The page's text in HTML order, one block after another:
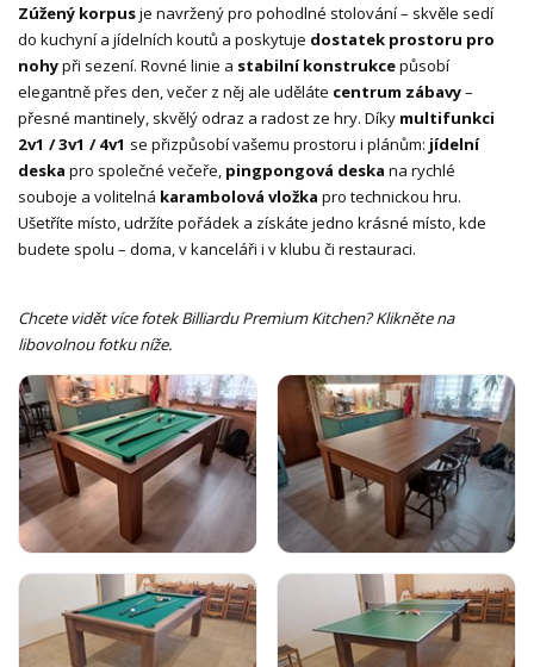
Zúžený korpusje navržený pro pohodlné stolování – skvěle sedí
do kuchyní a jídelních koutů a poskytuje dostatek prostoru pro
nohypři sezení. Rovné linie a stabilní konstrukcepůsobí
elegantně přes den, večer z něj ale uděláte centrum zábavy–
přesné mantinely, skvělý odraz a radost ze hry. Díky multifunkci
2v1 / 3v1 / 4v1 se přizpůsobí vašemu prostoru i plánům: jídelní
deska pro společné večeře, pingpongová deska na rychlé
souboje a volitelná karambolová vložka pro technickou hru.
Ušetříte místo, udržíte pořádek a získáte jedno krásné místo, kde
budete spolu – doma, v kanceláři i v klubu či restauraci.
Chcete vidět více fotek Billiardu Premium Kitchen? Klikněte na
libovolnou fotku níže.